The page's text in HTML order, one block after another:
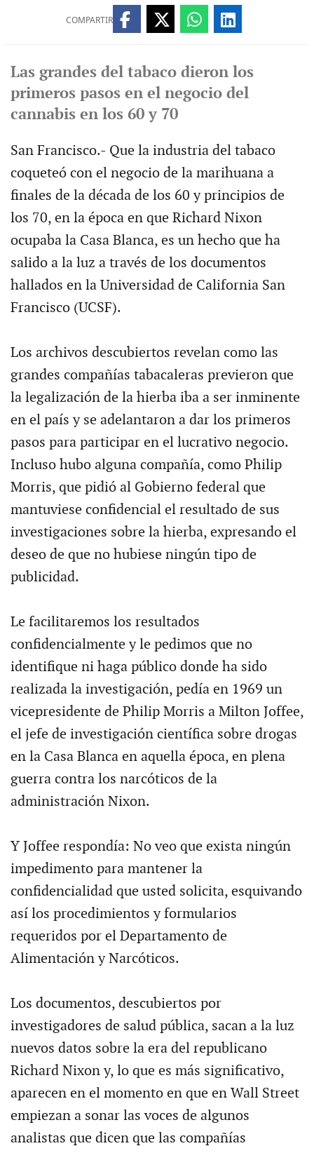
COMPARTIR
Las grandes del tabaco dieron los
primeros pasos en el negocio del
cannabis en los 60 y 70
San Francisco.- Que la industria del tabaco
coqueteó con el negocio de la marihuana a
finales de la década de los 60 y principios de
los 70, en la época en que Richard Nixon
ocupaba la Casa Blanca, es un hecho que ha
salido a la luz a través de los documentos
hallados en la Universidad de California San
Francisco (UCSF).
Los archivos descubiertos revelan como las
grandes compañías tabacaleras previeron que
la legalización de la hierba iba a ser inminente
en el país y se adelantaron a dar los primeros
pasos para participar en el lucrativo negocio.
Incluso hubo alguna compañía, como Philip
Morris, que pidió al Gobierno federal que
mantuviese confidencial el resultado de sus
investigaciones sobre la hierba, expresando el
deseo de que no hubiese ningún tipo de
publicidad.
Le facilitaremos los resultados
confidencialmente y le pedimos que no
identifique ni haga público donde ha sido
realizada la investigación, pedía en 1969 un
vicepresidente de Philip Morris a Milton Joffee,
el jefe de investigación científica sobre drogas
en la Casa Blanca en aquella época, en plena
guerra contra los narcóticos de la
administración Nixon.
Y Joffee respondía: No veo que exista ningún
impedimento para mantener la
confidencialidad que usted solicita, esquivando
así los procedimientos y formularios
requeridos por el Departamento de
Alimentación y Narcóticos.
Los documentos, descubiertos por
investigadores de salud pública, sacan a la luz
nuevos datos sobre la era del republicano
Richard Nixon y, lo que es más significativo,
aparecen en el momento en que en Wall Street
empiezan a sonar las voces de algunos
analistas que dicen que las compañías